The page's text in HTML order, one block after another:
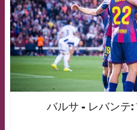
バルサ - レバンテ: